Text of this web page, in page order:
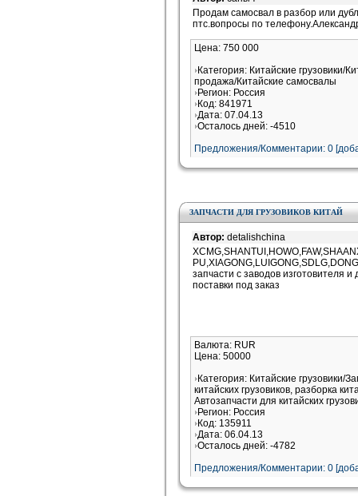
Продам самосвал в разбор или
птс.вопросы по
Цена: 750 000
Категория: Китайские грузовики/
продажа/Китайские самосвалы
Регион: Россия
Код: 841971
Дата: 07.04.13
Осталось дней: -4510
Предложения/Комментарии: 0
ЗАПЧАСТИ ДЛЯ ГРУЗОВИКОВ КИТАЙ
Автор: detalishchina
запчасти с заводов изготовителя
поставки под заказ
Валюта: RUR
Цена: 50000
Категория: Китайские грузовики/
китайских грузовиков, разборка
Автозапчасти для китайских
Регион: Россия
Код: 135911
Дата: 06.04.13
Осталось дней: -4782
Предложения/Комментарии: 0